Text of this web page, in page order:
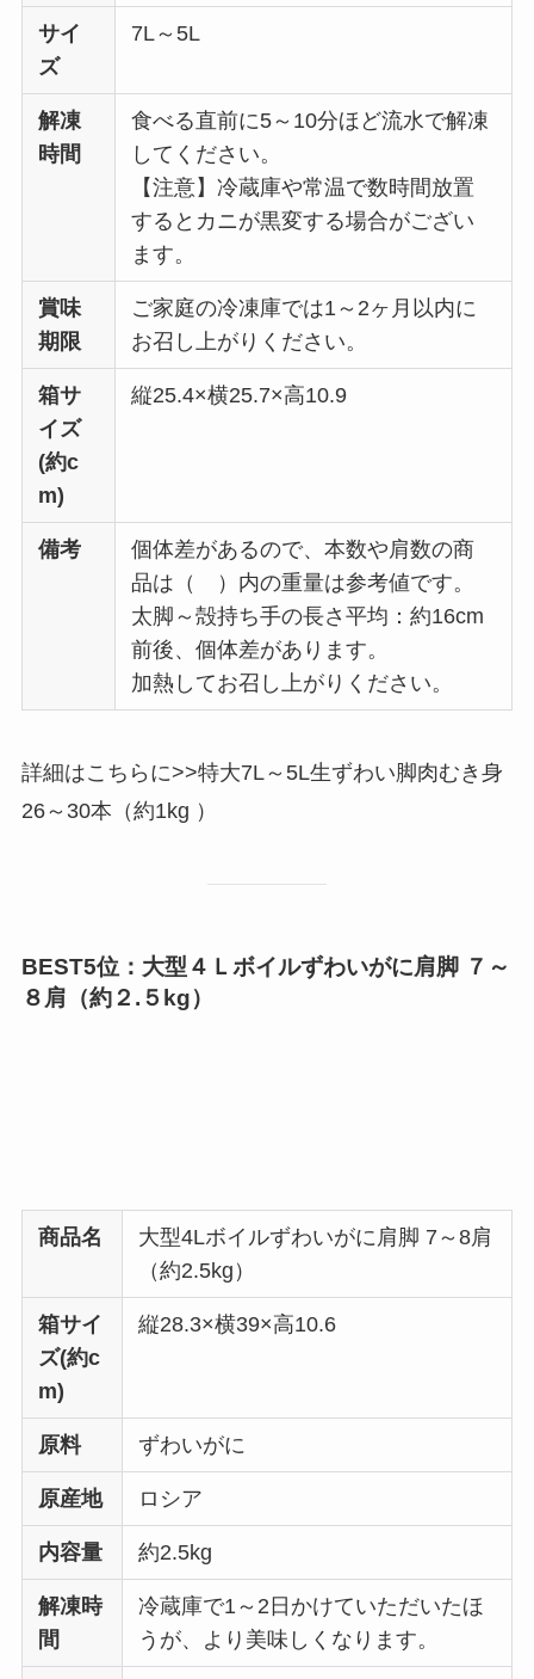
サイ
ズ
7L～5L
解凍
時間
食べる直前に5～10分ほど流水で解凍
してください。
【注意】冷蔵庫や常温で数時間放置
するとカニが黒変する場合がござい
ます。
賞味
期限
ご家庭の冷凍庫では1～2ヶ月以内に
お召し上がりください。
箱サ
イズ
(約c
m)
縦25.4×横25.7×高10.9
備考
個体差があるので、本数や肩数の商
品は（ ）内の重量は参考値です。
太脚～殻持ち手の長さ平均：約16cm
前後、個体差があります。
加熱してお召し上がりください。
詳細はこちらに>>特大7L～5L生ずわい脚肉むき身
26～30本（約1kg ）
BEST5位：大型４Ｌボイルずわいがに肩脚 ７～
８肩（約２.５kg）
商品名
大型4Lボイルずわいがに肩脚 7～8肩
（約2.5kg）
箱サイ
ズ(約c
m)
縦28.3×横39×高10.6
原料 ずわいがに
原産地 ロシア
内容量 約2.5kg
解凍時
間
冷蔵庫で1～2日かけていただいたほ
うが、より美味しくなります。